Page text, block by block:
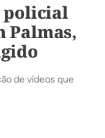
policial
Palmas,
de vídeos que